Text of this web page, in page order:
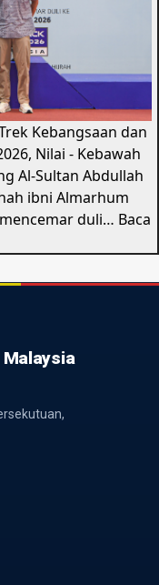
Kebangsaan dan
Nilai - Kebawah
Al-Sultan Abdullah
ibni Almarhum
duli… Baca
Malaysia